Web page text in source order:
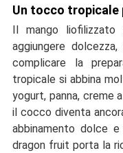
Un tocco tropicale
Il mango
aggiungere
complicare la
tropicale si abbina
yogurt, panna, creme
il cocco diventa
abbinamento dolce
dragon fruit porta la